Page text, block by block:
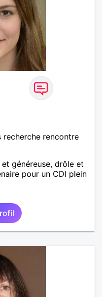
recherche rencontre
généreuse, drôle et
pour un CDI plein